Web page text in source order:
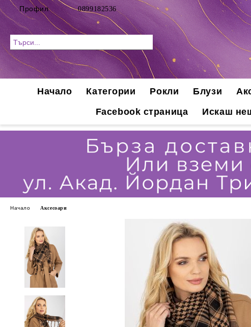
Профил 0899182536
Начало Категории Рокли Блузи
Facebook страница
Искаш
Начало Аксесоари